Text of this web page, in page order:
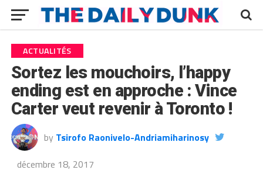
ACTUALITÉS
Sortez les mouchoirs, l’happy
ending est en approche : Vince
Carter veut revenir à Toronto !
by Tsirofo Raonivelo-Andriamiharinosy
décembre 18, 2017